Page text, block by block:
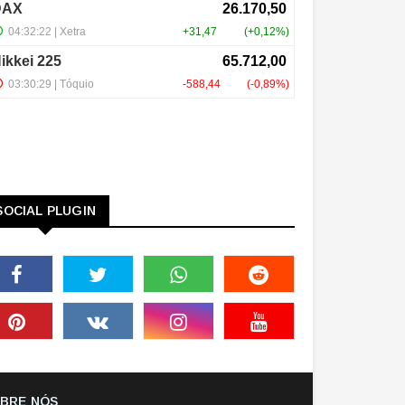
PLUGIN
NÓS